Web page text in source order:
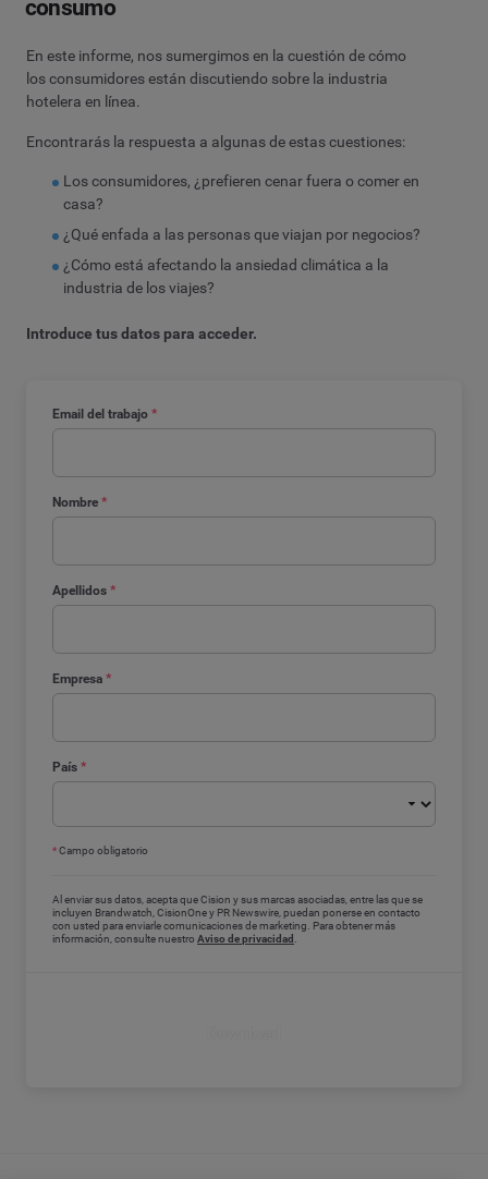
Email del trabajo *
Nombre *
Apellidos *
Empresa *
País *
*Campo obligatorio
Al enviar sus datos, acepta que Cision y sus marcas asociadas, entre las que se
incluyen Brandwatch, CisionOne y PR Newswire, puedan ponerse en contacto
con usted para enviarle comunicaciones de marketing. Para obtener más
información, consulte nuestro Aviso de privacidad
consumo
En este informe, nos sumergimos en la cuestión de cómo
los consumidores están discutiendo sobre la industria
hotelera en línea.
Encontrarás la respuesta a algunas de estas cuestiones:
Los consumidores, ¿prefieren cenar fuera o comer en
casa?
¿Qué enfada a las personas que viajan por negocios?
¿Cómo está afectando la ansiedad climática a la
industria de los viajes?
Introduce tus datos para acceder.